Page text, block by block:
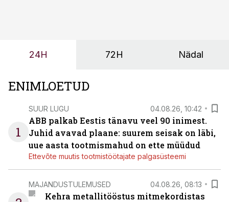
24H 72H Nädal
ENIMLOETUD
1
SUUR LUGU 04.08.26, 10:42
ABB palkab Eestis tänavu veel 90 inimest.
Juhid avavad plaane: suurem seisak on läbi,
uue aasta tootmismahud on ette müüdud
Ettevõte muutis tootmistöötajate palgasüsteemi
MAJANDUSTULEMUSED 04.08.26, 08:13
Kehra metallitööstus mitmekordistas